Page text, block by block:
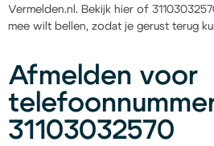
Vermelden.nl. Bekijk hier of
mee wilt bellen, zodat je gerust terug
Afmelden voor
31103032570